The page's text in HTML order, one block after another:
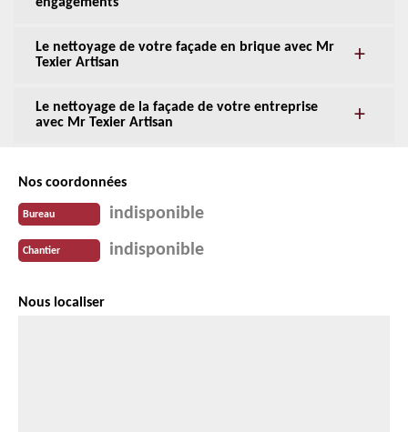
Le nettoyage de votre façade en brique avec Mr
Texier Artisan
Le nettoyage de la façade de votre entreprise
avec Mr Texier Artisan
Nos coordonnées
Bureau indisponible
Chantier indisponible
Nous localiser